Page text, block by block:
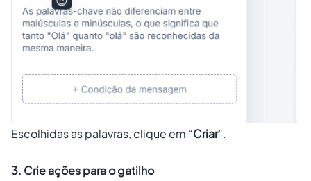
Escolhidas as palavras, clique em “Criar”.
3. Crie ações para o gatilho